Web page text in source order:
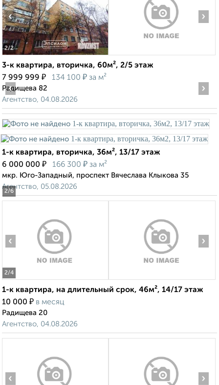
2/2
‹ ›
3-к квартира, вторичка, 60м², 2/5 этаж
7 999 999 ₽ 134 100 ₽ за м²
Радищева 82
Агентство, 04.08.2026
2/6
‹ ›
1-к квартира, вторичка, 36м², 13/17 этаж
6 000 000 ₽ 166 300 ₽ за м²
мкр. Юго-Западный, проспект Вячеслава Клыкова 35
Агентство, 05.08.2026
2/4
‹ ›
1-к квартира, на длительный срок, 46м², 14/17 этаж
10 000 ₽ в месяц
Радищева 20
Агентство, 04.08.2026
‹ ›